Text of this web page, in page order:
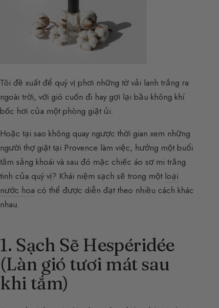
Tôi đề xuất để quý vị phơi những tờ vải lanh trắng ra
ngoài trời, với gió cuốn đi hay gợi lại bầu không khí
bốc hơi của một phòng giặt ủi.
Hoặc tại sao không quay ngược thời gian xem những
người thợ giặt tại Provence làm việc, hưởng một buổi
tắm sảng khoái và sau đó mặc chiếc áo sơ mi trắng
tinh của quý vị? Khái niệm sạch sẽ trong một loại
nước hoa có thể được diễn đạt theo nhiều cách khác
nhau.
1. Sạch Sẽ Hespéridée
(Làn gió tươi mát sau
khi tắm)